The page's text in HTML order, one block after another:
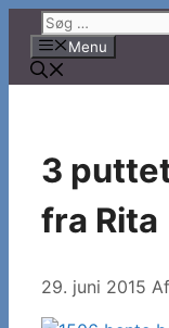
indhold
Søg
efter:Menu
3
fra Rita
29. juni 2015 Af